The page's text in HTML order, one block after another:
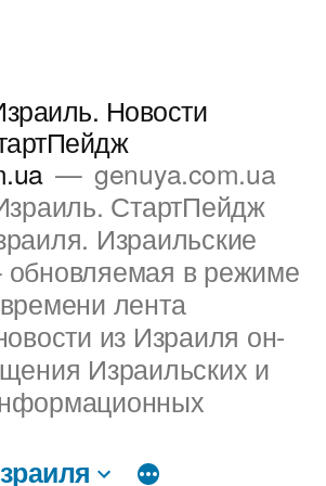
Новости
genuya.com.ua
СтартПейдж
Израильские
в режиме
лента
из Израиля он-
Израильских и